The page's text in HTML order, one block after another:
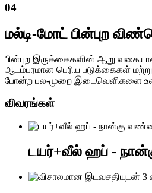
04
மல்டி-மோட் பின்புற
பின்புற இருக்கைகளின் ஆறு
ஆடம்பரமான பெரிய படுக்கைகள்
போன்ற பல-முறை இடைவெளிகளை
விவரங்கள்
டயர்+வீல் ஹப் -